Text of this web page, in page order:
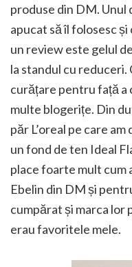
produse din DM. Unul
apucat să îl folosesc
un review este gelul
la standul cu reduceri.
curățare pentru față a
multe blogerițe. Din
păr L’oreal pe care
un fond de ten Ideal
place foarte mult cum
Ebelin din DM și
cumpărat și marca
erau favoritele mele.